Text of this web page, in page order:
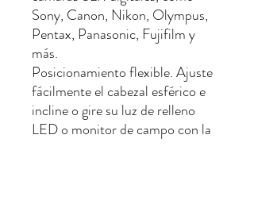
Sony, Canon, Nikon, Olympus,
Pentax, Panasonic, Fujifilm y
más.
Posicionamiento flexible. Ajuste
fácilmente el cabezal esférico e
incline o gire su luz de relleno
LED o monitor de campo con la